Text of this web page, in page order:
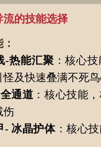
流的技能选择
-热能汇聚 ：核心
怪及快速叠满不死
通道 ：核心技能
伤
- 冰晶护体：核心